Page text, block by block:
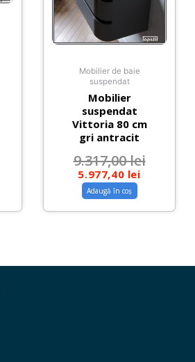
Mobilier de baie
suspendat
Mobilier
suspendat
Vittoria 80 cm
gri antracit
9.317,00lei
5.977,40 lei
Adaugă în coș